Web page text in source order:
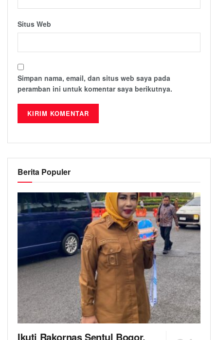
Situs Web
Simpan nama, email, dan situs web saya pada
peramban ini untuk komentar saya berikutnya.
Berita Populer
Ikuti Rakornas Sentul Bogor,